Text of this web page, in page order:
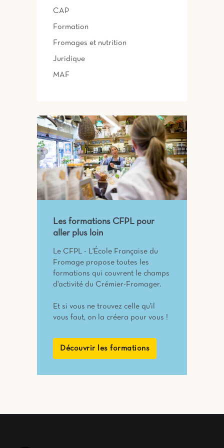
CAP
Formation
Fromages et nutrition
Juridique
MAF
Les formations CFPL pour
aller plus loin
Le CFPL - L'École Française du
Fromage propose toutes les
formations qui couvrent le champs
d'activité du Crémier-Fromager.
Et si vous ne trouvez celle qu'il
vous faut, on la créera pour vous !
Découvrir les formations